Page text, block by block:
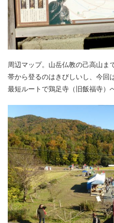
周辺マップ。山岳仏教の己高山ま
帯から登るのはきびしいし、今回
最短ルートで鶏足寺（旧飯福寺）